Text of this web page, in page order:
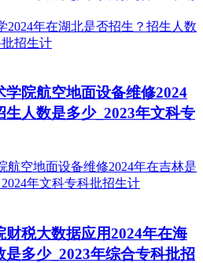
院航空地面设备维修2024
人数是多少_2023年文科专
税大数据应用2024年在海
多少_2023年综合专科批招